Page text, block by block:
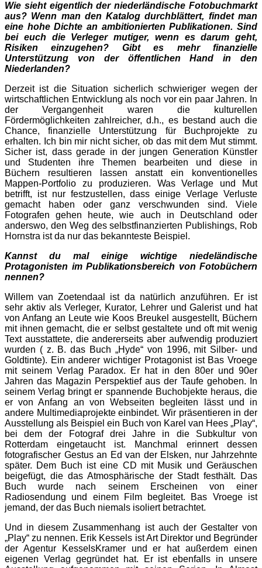
Wie sieht eigentlich der niederländische Fotobuchmarkt
aus? Wenn man den Katalog durchblättert, findet man
eine hohe Dichte an ambitionierten Publikationen. Sind
bei euch die Verleger mutiger, wenn es darum geht,
Risiken einzugehen? Gibt es mehr finanzielle
Unterstützung von der öffentlichen Hand in den
Niederlanden?
Derzeit ist die Situation sicherlich schwieriger wegen der
wirtschaftlichen Entwicklung als noch vor ein paar Jahren. In
der Vergangenheit waren die kulturellen
Fördermöglichkeiten zahlreicher, d.h., es bestand auch die
Chance, finanzielle Unterstützung für Buchprojekte zu
erhalten. Ich bin mir nicht sicher, ob das mit dem Mut stimmt.
Sicher ist, dass gerade in der jungen Generation Künstler
und Studenten ihre Themen bearbeiten und diese in
Büchern resultieren lassen anstatt ein konventionelles
Mappen-Portfolio zu produzieren. Was Verlage und Mut
betrifft, ist nur festzustellen, dass einige Verlage Verluste
gemacht haben oder ganz verschwunden sind. Viele
Fotografen gehen heute, wie auch in Deutschland oder
anderswo, den Weg des selbstfinanzierten Publishings, Rob
Hornstra ist da nur das bekannteste Beispiel.
Kannst du mal einige wichtige niedeländische
Protagonisten im Publikationsbereich von Fotobüchern
nennen?
Willem van Zoetendaal ist da natürlich anzuführen. Er ist
sehr aktiv als Verleger, Kurator, Lehrer und Galerist und hat
von Anfang an Leute wie Koos Breukel ausgestellt, Büchern
mit ihnen gemacht, die er selbst gestaltete und oft mit wenig
Text ausstattete, die andererseits aber aufwendig produziert
wurden ( z. B. das Buch „Hyde“ von 1996, mit Silber- und
Goldtinte). Ein anderer wichtiger Protagonist ist Bas Vroege
mit seinem Verlag Paradox. Er hat in den 80er und 90er
Jahren das Magazin Perspektief aus der Taufe gehoben. In
seinem Verlag bringt er spannende Buchobjekte heraus, die
er von Anfang an von Webseiten begleiten lässt und in
andere Multimediaprojekte einbindet. Wir präsentieren in der
Ausstellung als Beispiel ein Buch von Karel van Hees „Play“,
bei dem der Fotograf drei Jahre in die Subkultur von
Rotterdam eingetaucht ist. Manchmal erinnert dessen
fotografischer Gestus an Ed van der Elsken, nur Jahrzehnte
später. Dem Buch ist eine CD mit Musik und Geräuschen
beigefügt, die das Atmosphärische der Stadt festhält. Das
Buch wurde nach seinem Erscheinen von einer
Radiosendung und einem Film begleitet. Bas Vroege ist
jemand, der das Buch niemals isoliert betrachtet.
Und in diesem Zusammenhang ist auch der Gestalter von
„Play“ zu nennen. Erik Kessels ist Art Direktor und Begründer
der Agentur KesselsKramer und er hat außerdem einen
eigenen Verlag gegründet hat. Er ist ebenfalls in unsere